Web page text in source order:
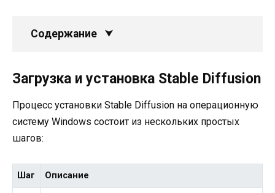
Содержание
Загрузка и установка Stable Diffusion
Процесс установки Stable Diffusion на операционную
систему Windows состоит из нескольких простых
шагов:
Шаг Описание